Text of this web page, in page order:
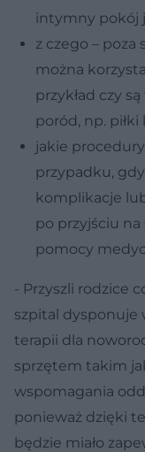
intymny pokój
z czego –
można
przykład czy
poród, np.
jakie
przypadku,
komplikacje
po przyjściu
pomocy
- Przyszli rodzice
szpital dysponuje
terapii dla
sprzętem takim
wspomagania
ponieważ dzięki
będzie miało